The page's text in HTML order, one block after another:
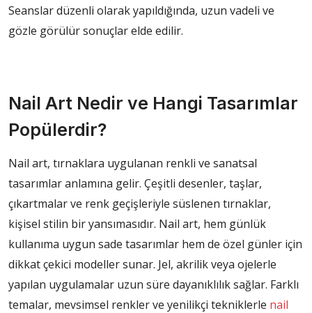
Seanslar düzenli olarak yapıldığında, uzun vadeli ve
gözle görülür sonuçlar elde edilir.
Nail Art Nedir ve Hangi Tasarımlar
Popülerdir?
Nail art, tırnaklara uygulanan renkli ve sanatsal
tasarımlar anlamına gelir. Çeşitli desenler, taşlar,
çıkartmalar ve renk geçişleriyle süslenen tırnaklar,
kişisel stilin bir yansımasıdır. Nail art, hem günlük
kullanıma uygun sade tasarımlar hem de özel günler için
dikkat çekici modeller sunar. Jel, akrilik veya ojelerle
yapılan uygulamalar uzun süre dayanıklılık sağlar. Farklı
temalar, mevsimsel renkler ve yenilikçi tekniklerle nail